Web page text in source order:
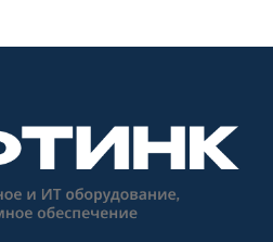
мм. Высота: 300 мм. Глубина:
187 мм. Вес: 25,8 кг.